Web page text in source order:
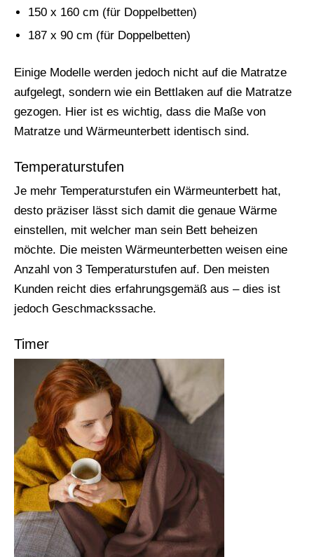
150 x 160 cm (für Doppelbetten)
187 x 90 cm (für Doppelbetten)
Einige Modelle werden jedoch nicht auf die Matratze
aufgelegt, sondern wie ein Bettlaken auf die Matratze
gezogen. Hier ist es wichtig, dass die Maße von
Matratze und Wärmeunterbett identisch sind.
Temperaturstufen
Je mehr Temperaturstufen ein Wärmeunterbett hat,
desto präziser lässt sich damit die genaue Wärme
einstellen, mit welcher man sein Bett beheizen
möchte. Die meisten Wärmeunterbetten weisen eine
Anzahl von 3 Temperaturstufen auf. Den meisten
Kunden reicht dies erfahrungsgemäß aus – dies ist
jedoch Geschmackssache.
Timer